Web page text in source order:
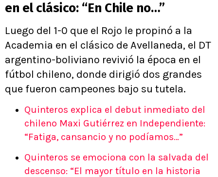
en el clásico: “En Chile no…”
Luego del 1-0 que el Rojo le propinó a la
Academia en el clásico de Avellaneda, el DT
argentino-boliviano revivió la época en el
fútbol chileno, donde dirigió dos grandes
que fueron campeones bajo su tutela.
Quinteros explica el debut inmediato del
chileno Maxi Gutiérrez en Independiente:
“Fatiga, cansancio y no podíamos…”
Quinteros se emociona con la salvada del
descenso: “El mayor título en la historia